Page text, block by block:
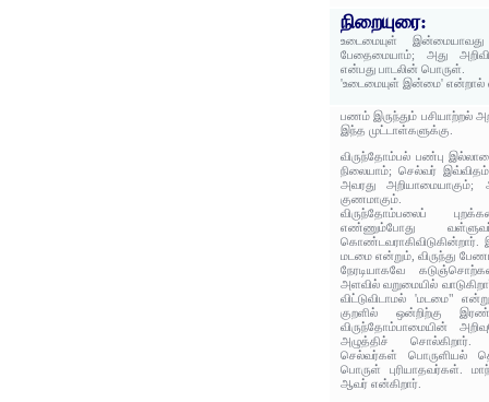
நிறையுரை:
உடைமையுள்
பேதைமையாம்; அது
என்பது பாடலின் பொருள்.
'உடைமையுள் இன்மை'
பணம் இருந்தும்
இந்த முட்டாள்களுக்கு.
விருந்தோம்பல் பண்பு
நிலையாம்; செல்வர் இவ்விதம்
அவரது அறியாமையாகும்;
குணமாகும்.
விருந்தோம்பலைப்
எண்ணும்போது
கொண்டவராகிவிடுகின்றார்.
மடமை என்றும், விருந்து
நேரடியாகவே
அளவில் வறுமையில்
விட்டுவிடாமல் 'மடமை"
குறளில் ஒன்றிற்கு
விருந்தோம்பாமையின்
அழுத்திச்
செல்வர்கள் பொருளியல்
பொருள் புரியாதவர்கள்.
ஆவர் என்கிறார்.